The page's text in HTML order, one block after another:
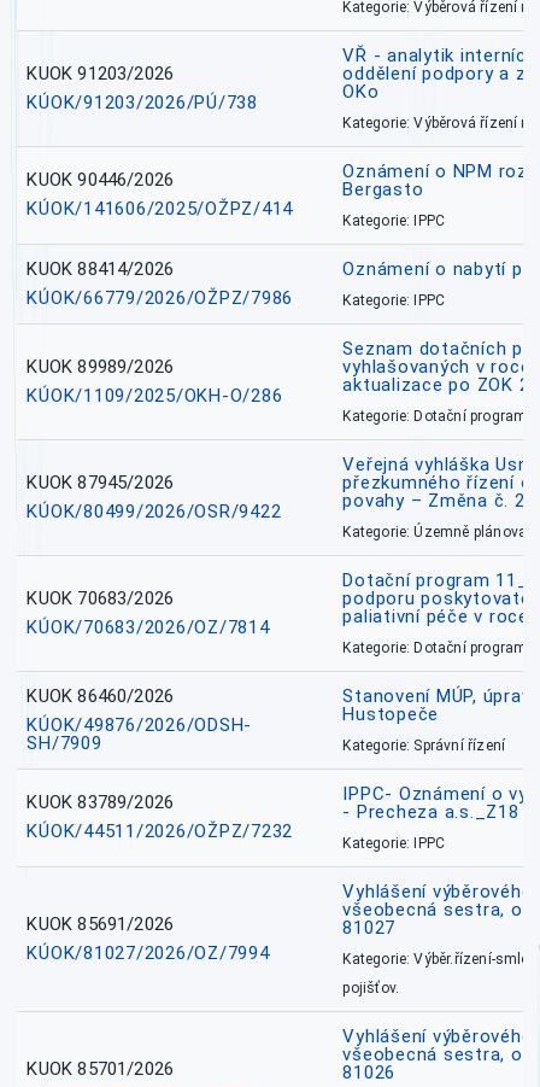
Kategorie: Výběrová řízení
KUOK 91203/2026
KÚOK/91203/2026/PÚ/738
VŘ - analytik
oddělení podpory a
OKo
Kategorie: Výběrová řízení
KUOK 90446/2026
KÚOK/141606/2025/OŽPZ/414
Oznámení o NPM
Bergasto
Kategorie: IPPC
KUOK 88414/2026
KÚOK/66779/2026/OŽPZ/7986
Oznámení o nabytí
Kategorie: IPPC
KUOK 89989/2026
KÚOK/1109/2025/OKH-O/286
Seznam dotačních
vyhlašovaných v roce
aktualizace po ZOK
Kategorie: Dotační
KUOK 87945/2026
KÚOK/80499/2026/OSR/9422
Veřejná vyhláška
přezkumného řízení
povahy – Změna č. 2
Kategorie: Územně
KUOK 70683/2026
KÚOK/70683/2026/OZ/7814
Dotační program
podporu
paliativní péče v roce
Kategorie: Dotační
KUOK 86460/2026
KÚOK/49876/2026/ODSH-
SH/7909
Stanovení MÚP,
Hustopeče
Kategorie: Správní řízení
KUOK 83789/2026
KÚOK/44511/2026/OŽPZ/7232
IPPC- Oznámení o
- Precheza a.s._Z18
Kategorie: IPPC
KUOK 85691/2026
KÚOK/81027/2026/OZ/7994
Vyhlášení
všeobecná sestra,
81027
Kategorie: Výběr.řízení-
pojišťov.
KUOK 85701/2026
Vyhlášení
všeobecná sestra,
81026